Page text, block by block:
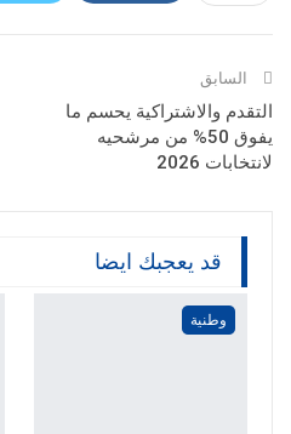
السابق
التقدم والاشتراكية يحسم ما
يفوق 50% من مرشحيه
لانتخابات 2026
قد يعجبك ايضا
وطنية